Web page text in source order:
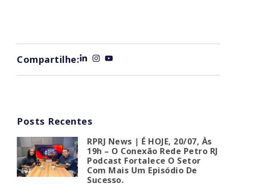
Compartilhe:
Posts Recentes
RPRJ News | É HOJE, 20/07, Às
19h – O Conexão Rede Petro RJ
Podcast Fortalece O Setor
Com Mais Um Episódio De
Sucesso.